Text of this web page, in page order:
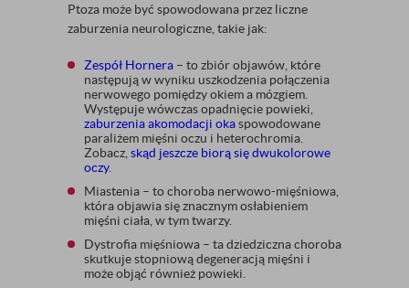
Ptoza może być spowodowana przez liczne
zaburzenia neurologiczne, takie jak:
Zespół Hornera – to zbiór objawów, które
następują w wyniku uszkodzenia połączenia
nerwowego pomiędzy okiem a mózgiem.
Występuje wówczas opadnięcie powieki,
zaburzenia akomodacji okaspowodowane
paraliżem mięśni oczu i heterochromia.
Zobacz, skąd jeszcze biorą się dwukolorowe
oczy.
Miastenia – to choroba nerwowo-mięśniowa,
która objawia się znacznym osłabieniem
mięśni ciała, w tym twarzy.
Dystrofia mięśniowa – ta dziedziczna choroba
skutkuje stopniową degeneracją mięśni i
może objąć również powieki.